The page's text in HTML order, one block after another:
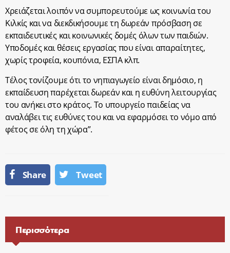
Χρειάζεται λοιπόν να συμπορευτούμε ως κοινωνία του
Κιλκίς και να διεκδικήσουμε τη δωρεάν πρόσβαση σε
εκπαιδευτικές και κοινωνικές δομές όλων των παιδιών.
Υποδομές και θέσεις εργασίας που είναι απαραίτητες,
χωρίς τροφεία, κουπόνια, ΕΣΠΑ κλπ.
Τέλος τονίζουμε ότι το νηπιαγωγείο είναι δημόσιο, η
εκπαίδευση παρέχεται δωρεάν και η ευθύνη λειτουργίας
του ανήκει στο κράτος. Το υπουργείο παιδείας να
αναλάβει τις ευθύνες του και να εφαρμόσει το νόμο από
φέτος σε όλη τη χώρα”.
Share Tweet
Περισσότερα